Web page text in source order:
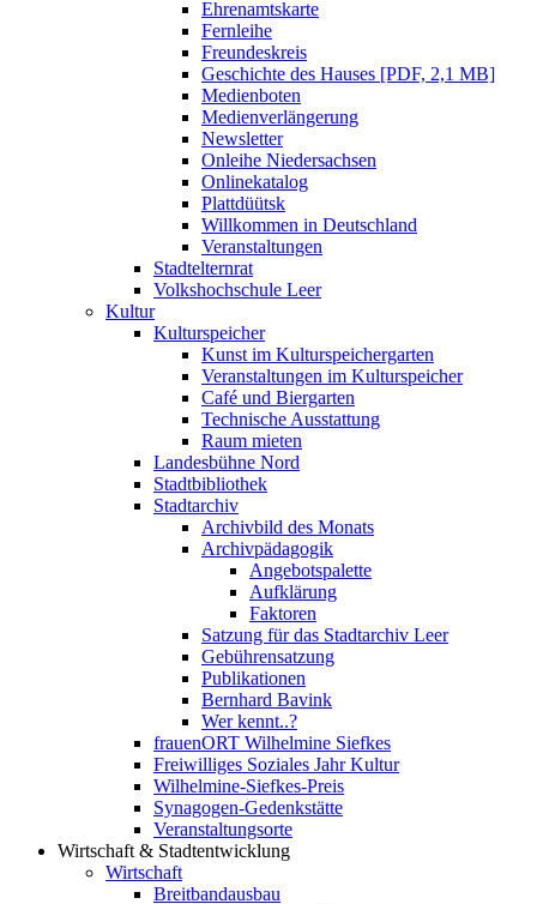
Ehrenamtskarte
Fernleihe
Freundeskreis
Geschichte des Hauses [PDF, 2,1 MB]
Medienboten
Medienverlängerung
Newsletter
Onleihe Niedersachsen
Onlinekatalog
Plattdüütsk
Willkommen in Deutschland
Veranstaltungen
Stadtelternrat
Volkshochschule Leer
Kultur
Kulturspeicher
Kunst im Kulturspeichergarten
Veranstaltungen im Kulturspeicher
Café und Biergarten
Technische Ausstattung
Raum mieten
Landesbühne Nord
Stadtbibliothek
Stadtarchiv
Archivbild des Monats
Archivpädagogik
Angebotspalette
Aufklärung
Faktoren
Satzung für das Stadtarchiv Leer
Gebührensatzung
Publikationen
Bernhard Bavink
Wer kennt..?
frauenORT Wilhelmine Siefkes
Freiwilliges Soziales Jahr Kultur
Wilhelmine-Siefkes-Preis
Synagogen-Gedenkstätte
Veranstaltungsorte
Wirtschaft & Stadtentwicklung
Wirtschaft
Breitbandausbau